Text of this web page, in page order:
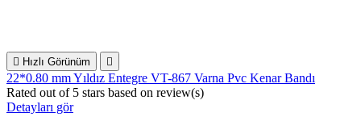
 Hızlı Görünüm 
22*0.80 mm Yıldız Entegre VT-867 Varna Pvc Kenar Bandı
Rated out of 5 stars based on review(s)
Detayları gör